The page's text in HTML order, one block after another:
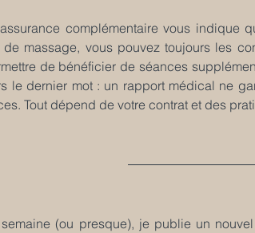
complémentaire vous indique
de massage, vous pouvez toujours les
de bénéficier de séances
le dernier mot : un rapport médical ne
Tout dépend de votre contrat et des
(ou presque), je publie un